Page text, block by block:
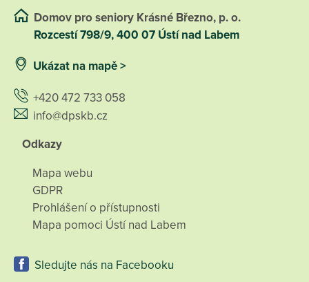
Domov pro seniory Krásné Březno, p. o.
Rozcestí 798/9, 400 07 Ústí nad Labem
Ukázat na mapě >
+420 472 733 058
info@dpskb.cz
Odkazy
Mapa webu
GDPR
Prohlášení o přístupnosti
Mapa pomoci Ústí nad Labem
Sledujte nás na Facebooku